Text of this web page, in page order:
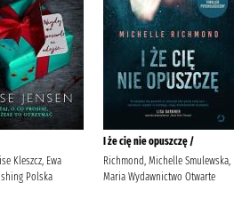
Kleszcz, Ewa
Polska
I że cię nie opuszczę /
Richmond, Michelle Smulewska,
Maria Wydawnictwo Otwarte